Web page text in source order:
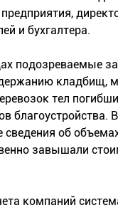
и бухгалтера.
подозреваемые
кладбищ,
тел
благоустройства.
сведения об
завышали
компаний